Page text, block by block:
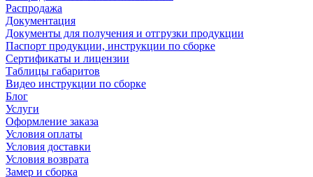
Распродажа
Документация
Документы для получения и отгрузки продукции
Паспорт продукции, инструкции по сборке
Сертификаты и лицензии
Таблицы габаритов
Видео инструкции по сборке
Блог
Услуги
Оформление заказа
Условия оплаты
Условия доставки
Условия возврата
Замер и сборка